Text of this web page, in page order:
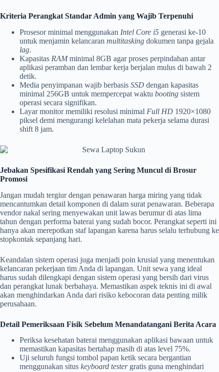
Kriteria Perangkat Standar Admin yang Wajib Terpenuhi
Prosesor minimal menggunakan Intel Core i5 generasi ke-10
untuk menjamin kelancaran multitasking dokumen tanpa gejala
lag.
Kapasitas RAMminimal 8GB agar proses perpindahan antar
aplikasi peramban dan lembar kerja berjalan mulus di bawah 2
detik.
Media penyimpanan wajib berbasis SSD dengan kapasitas
minimal 256GB untuk mempercepat waktu booting sistem
operasi secara signifikan.
Layar monitor memiliki resolusi minimal Full HD 1920×1080
piksel demi mengurangi kelelahan mata pekerja selama durasi
shift 8 jam.
Jebakan Spesifikasi Rendah yang Sering Muncul di Brosur
Promosi
Jangan mudah tergiur dengan penawaran harga miring yang tidak
mencantumkan detail komponen di dalam surat penawaran. Beberapa
vendor nakal sering menyewakan unit lawas berumur di atas lima
tahun dengan performa baterai yang sudah bocor. Perangkat seperti ini
hanya akan merepotkan staf lapangan karena harus selalu terhubung ke
stopkontak sepanjang hari.
Keandalan sistem operasi juga menjadi poin krusial yang menentukan
kelancaran pekerjaan tim Anda di lapangan. Unit sewa yang ideal
harus sudah dilengkapi dengan sistem operasi yang bersih dari virus
dan perangkat lunak berbahaya. Memastikan aspek teknis ini di awal
akan menghindarkan Anda dari risiko kebocoran data penting milik
perusahaan.
Detail Pemeriksaan Fisik Sebelum Menandatangani Berita Acara
Periksa kesehatan baterai menggunakan aplikasi bawaan untuk
memastikan kapasitas bertahap masih di atas level 75%.
Uji seluruh fungsi tombol papan ketik secara bergantian
menggunakan situs keyboard testergratis guna menghindari